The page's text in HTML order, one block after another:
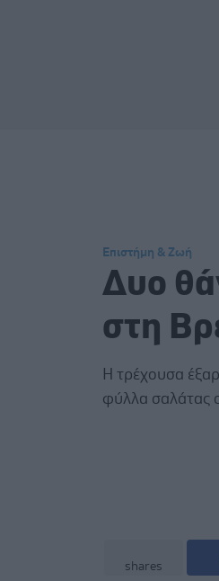
Επιστήμη & Ζωή
Δυο
στη
Η τρέχουσα
φύλλα σαλάτας
shares